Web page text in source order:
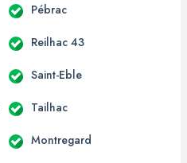
Pébrac
Reilhac 43
Saint-Eble
Tailhac
Montregard